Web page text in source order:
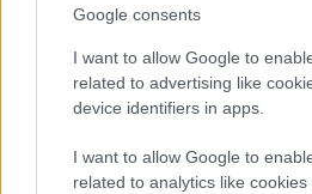
Google consents
I want to allow Google to
related to advertising like
device identifiers in apps.
I want to allow Google to
related to analytics like
εικόνων, links, navigation και
μόνο που μένει είναι το
άρθρου. Σε περίπτωση που
αρχική μορφή, πατάτε και πάλι
Το Clearly έρχεται με τρια